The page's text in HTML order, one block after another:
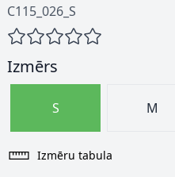
C115_026_S
Izmērs
S M
Izmēru tabula